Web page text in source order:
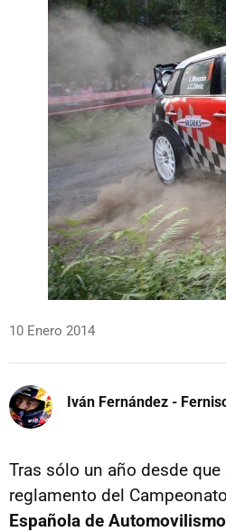
10 Enero 2014
Iván Fernández -
Tras sólo un año desde
reglamento del
Española de